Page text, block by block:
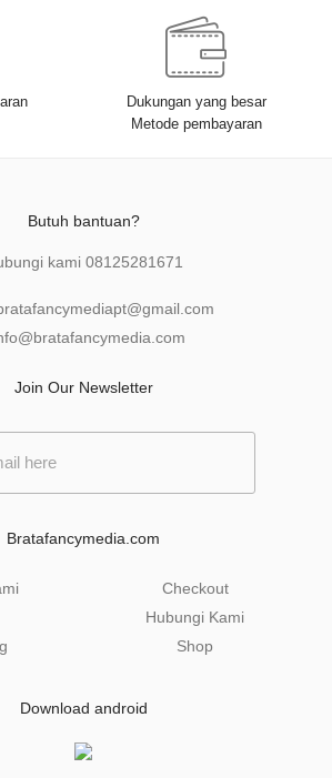
Dukungan yang besar
Metode pembayaran
Butuh bantuan?
kami 08125281671
.com
Join Our Newsletter
Bratafancymedia.com
Checkout
Hubungi Kami
Shop
Download android